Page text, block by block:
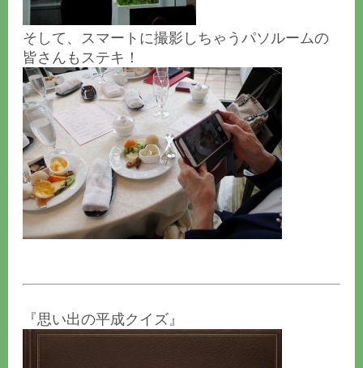
そして、スマートに撮影しちゃうパソルームの
皆さんもステキ！
『思い出の平成クイズ』